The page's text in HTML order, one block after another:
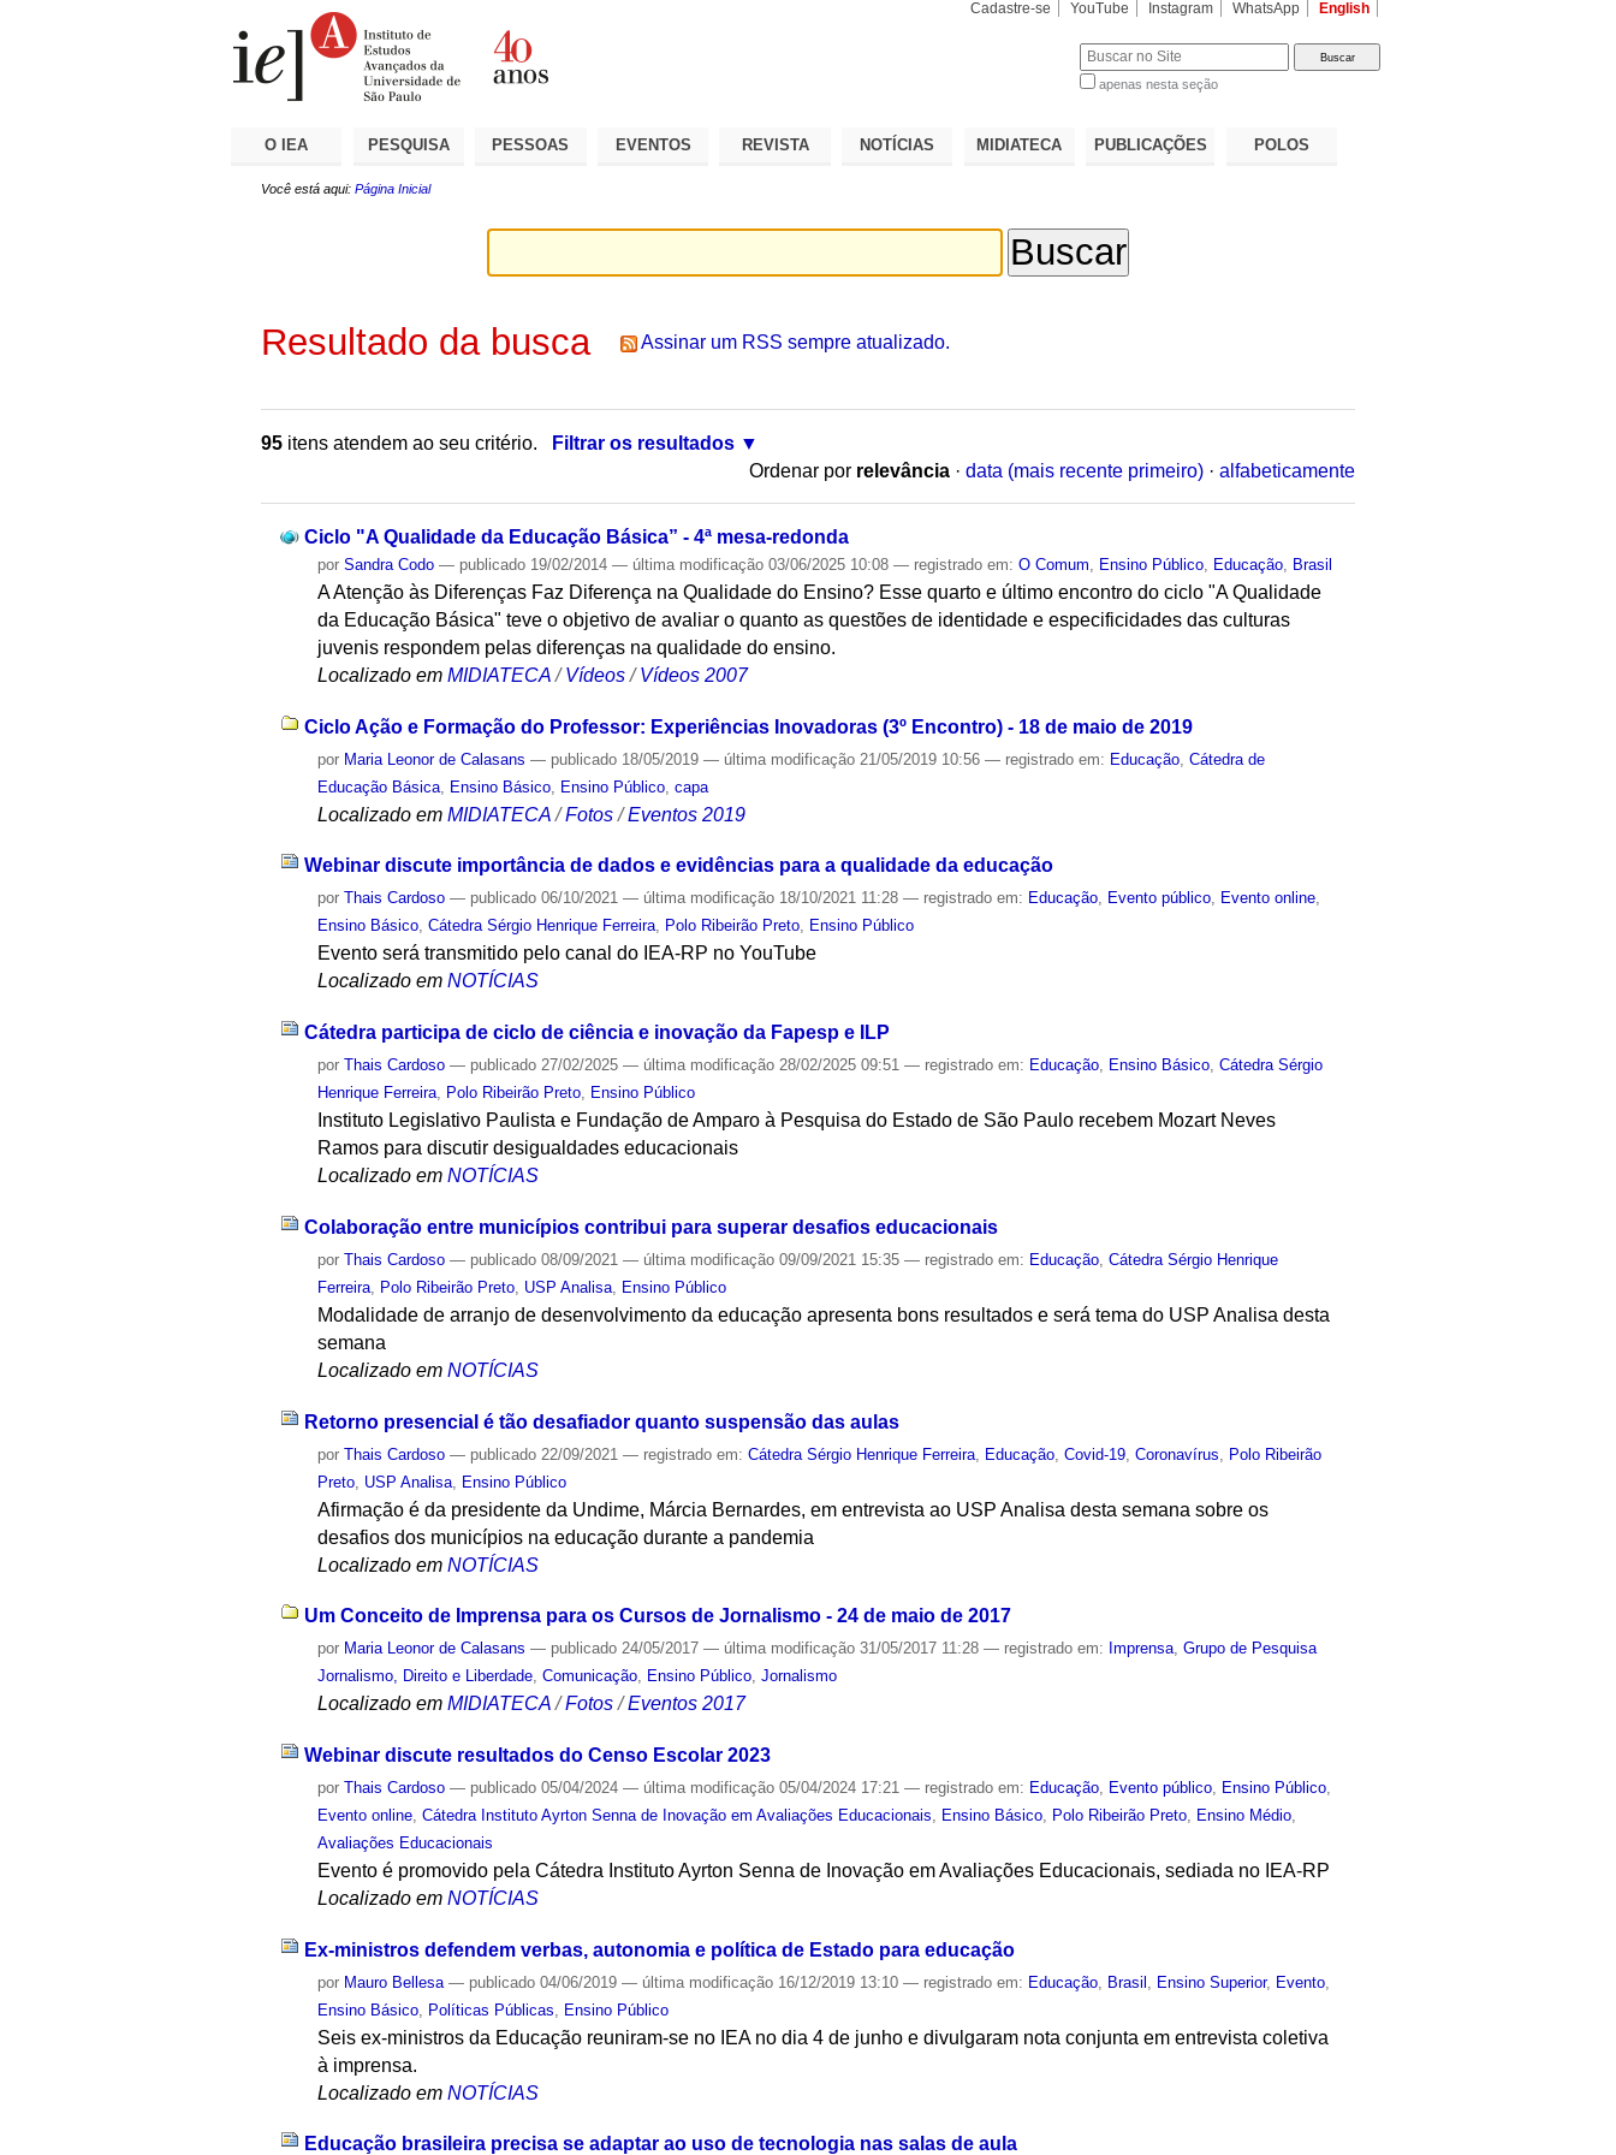
Cadastre-se YouTube Instagram WhatsApp English
apenas nesta seção
O IEA PESQUISA PESSOAS EVENTOS REVISTA NOTÍCIAS MIDIATECA PUBLICAÇÕES POLOS
Você está aqui: Página Inicial
Resultado da busca Assinar um RSS sempre atualizado.
95 itens atendem ao seu critério.
Filtrar os resultados
Ordenar por relevância · data (mais recente primeiro) · alfabeticamente
Ciclo "A Qualidade da Educação Básica” - 4ª mesa-redonda
porSandra Codo — publicado 19/02/2014— última modificação 03/06/2025 10:08— registrado em:O Comum Ensino Público Educação Brasil
A Atenção às Diferenças Faz Diferença na Qualidade do Ensino? Esse quarto e último encontro do ciclo "A Qualidade
da Educação Básica" teve o objetivo de avaliar o quanto as questões de identidade e especificidades das culturas
juvenis respondem pelas diferenças na qualidade do ensino.
Localizado em MIDIATECA /Vídeos /Vídeos 2007
Ciclo Ação e Formação do Professor: Experiências Inovadoras (3º Encontro) - 18 de maio de 2019
por Maria Leonor de Calasans — publicado 18/05/2019— última modificação 21/05/2019 10:56— registrado em: Educação ,Cátedra de
Educação Básica Ensino Básico Ensino Público ,capa
Localizado em MIDIATECA /Fotos /Eventos 2019
Webinar discute importância de dados e evidências para a qualidade da educação
porThais Cardoso — publicado 06/10/2021— última modificação 18/10/2021 11:28— registrado em: Educação, Evento público, Evento online,
Ensino Básico,Cátedra Sérgio Henrique Ferreira, Polo Ribeirão Preto, Ensino Público
Evento será transmitido pelo canal do IEA-RP no YouTube
Localizado em NOTÍCIAS
Cátedra participa de ciclo de ciência e inovação da Fapesp e ILP
porThais Cardoso — publicado 27/02/2025— última modificação 28/02/2025 09:51— registrado em: Educação, Ensino Básico,Cátedra Sérgio
Henrique Ferreira, Polo Ribeirão Preto, Ensino Público
Instituto Legislativo Paulista e Fundação de Amparo à Pesquisa do Estado de São Paulo recebem Mozart Neves
Ramos para discutir desigualdades educacionais
Localizado em NOTÍCIAS
Colaboração entre municípios contribui para superar desafios educacionais
porThais Cardoso — publicado 08/09/2021— última modificação 09/09/2021 15:35— registrado em: Educação ,Cátedra Sérgio Henrique
Ferreira
Polo Ribeirão Preto USP Analisa Ensino Público
Modalidade de arranjo de desenvolvimento da educação apresenta bons resultados e será tema do USP Analisa desta
semana
Localizado em NOTÍCIAS
Retorno presencial é tão desafiador quanto suspensão das aulas
porThais Cardoso — publicado 22/09/2021— registrado em:Cátedra Sérgio Henrique Ferreira Educação ,Covid-19 ,Coronavírus
Polo Ribeirão
Preto USP Analisa Ensino Público
Afirmação é da presidente da Undime, Márcia Bernardes, em entrevista ao USP Analisa desta semana sobre os
desafios dos municípios na educação durante a pandemia
Localizado em NOTÍCIAS
Um Conceito de Imprensa para os Cursos de Jornalismo - 24 de maio de 2017
por Maria Leonor de Calasans — publicado 24/05/2017— última modificação 31/05/2017 11:28— registrado em: Imprensa,Grupo de Pesquisa
Jornalismo, Direito e Liberdade,Comunicação, Ensino Público,Jornalismo
Localizado em MIDIATECA /Fotos /Eventos 2017
Webinar discute resultados do Censo Escolar 2023
porThais Cardoso — publicado 05/04/2024— última modificação 05/04/2024 17:21— registrado em: Educação Evento público Ensino Público
Evento online ,Cátedra Instituto Ayrton Senna de Inovação em Avaliações Educacionais Ensino Básico Polo Ribeirão Preto Ensino Médio
Avaliações Educacionais
Evento é promovido pela Cátedra Instituto Ayrton Senna de Inovação em Avaliações Educacionais, sediada no IEA-RP
Localizado em NOTÍCIAS
Ex-ministros defendem verbas, autonomia e política de Estado para educação
por Mauro Bellesa — publicado 04/06/2019— última modificação 16/12/2019 13:10— registrado em: Educação Brasil Ensino Superior, Evento
Ensino Básico Políticas Públicas Ensino Público
Seis ex-ministros da Educação reuniram-se no IEA no dia 4 de junho e divulgaram nota conjunta em entrevista coletiva
à imprensa.
Localizado em NOTÍCIAS
Educação brasileira precisa se adaptar ao uso de tecnologia nas salas de aula